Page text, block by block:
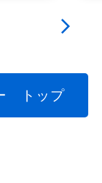
トップ